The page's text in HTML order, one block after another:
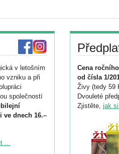
v letošním
vzniku a při
společností
ve dnech 16.–
...
Cena
od čísla 1/
Živy (tedy 59
Dvouleté
Zjistěte, jak